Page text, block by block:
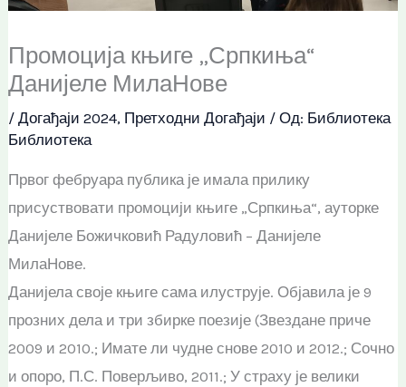
Промоција књиге „Српкиња“
Данијеле МилаНове
/Догађаји 2024, Претходни Догађаји / Од: Библиотека
Библиотека
Првог фебруара публика је имала прилику
присуствовати промоцији књиге „Српкиња“, ауторке
Данијеле Божичковић Радуловић – Данијеле
МилаНове.
Данијела своје књиге сама илуструје. Објавила је 9
прозних дела и три збирке поезије (Звездане приче
2009 и 2010.; Имате ли чудне снове 2010 и 2012.; Сочно
и опоро, П.С. Поверљиво, 2011.; У страху је велики